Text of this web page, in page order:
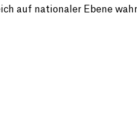
auf nationaler Ebene